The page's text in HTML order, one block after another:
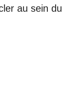
au sein du